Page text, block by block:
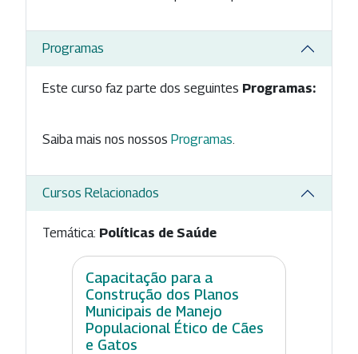
Programas
Este curso faz parte dos seguintes Programas:
Saiba mais nos nossos Programas
Cursos Relacionados
Temática: Políticas de Saúde
Capacitação para a
Construção dos Planos
Municipais de Manejo
Populacional Ético de Cães
e Gatos